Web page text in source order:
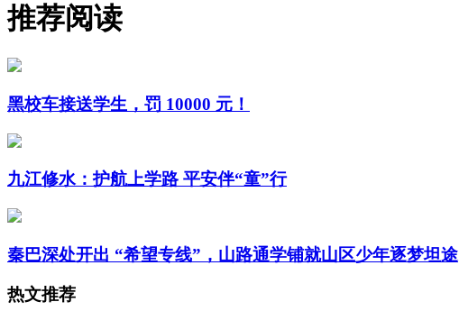
推荐阅读
黑校车接送学生，罚 10000 元！
九江修水：护航上学路 平安伴“童”行
秦巴深处开出 “希望专线”，山路通学铺就山区少年逐梦坦途
热文推荐